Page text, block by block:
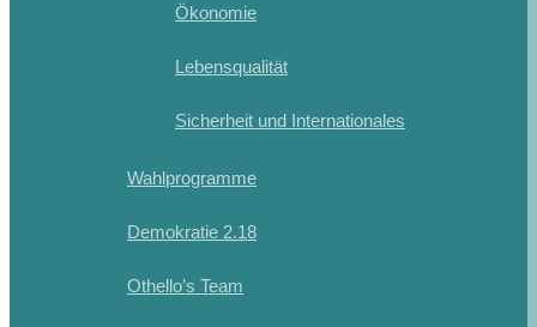
Ökonomie
Lebensqualität
Sicherheit und Internationales
Wahlprogramme
Demokratie 2.18
Othello’s Team